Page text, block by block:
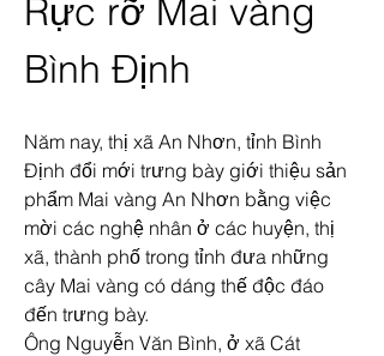
Rực rỡ Mai vàng
Bình Định
Năm nay, thị xã An Nhơn, tỉnh Bình
Định đổi mới trưng bày giới thiệu sản
phẩm Mai vàng An Nhơn bằng việc
mời các nghệ nhân ở các huyện, thị
xã, thành phố trong tỉnh đưa những
cây Mai vàng có dáng thế độc đáo
đến trưng bày.
Ông Nguyễn Văn Bình, ở xã Cát